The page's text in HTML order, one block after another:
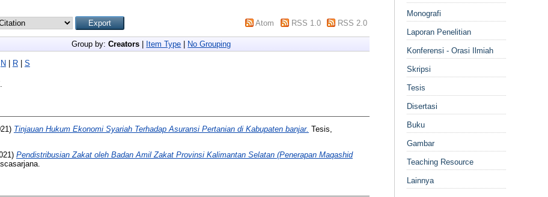
Atom RSS 1.0 RSS 2.0
Group by:Creators Item Type No Grouping
N R| S
.
Tinjauan Hukum Ekonomi Syariah Terhadap Asuransi Pertanian di Kabupaten banjar. Tesis,
Pendistribusian Zakat oleh Badan Amil Zakat Provinsi Kalimantan Selatan (Penerapan Maqashid
Monografi
Laporan Penelitian
Konferensi - Orasi Ilmiah
Skripsi
Tesis
Disertasi
Buku
Gambar
Teaching Resource
Lainnya